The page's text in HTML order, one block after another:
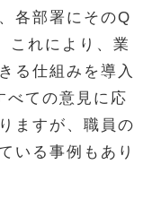
各部署にそのQ
これにより、業
る仕組みを導入
べての意見に応
ますが、職員の
いる事例もあり